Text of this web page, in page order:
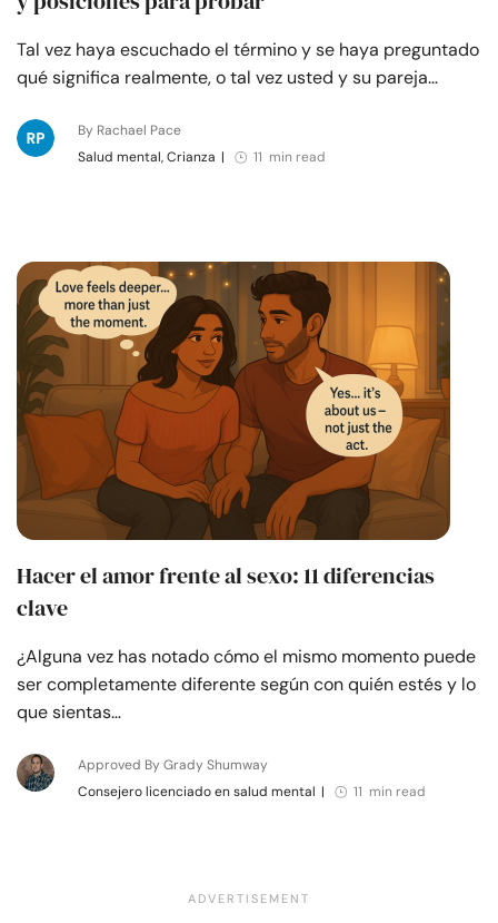
Tal vez haya escuchado el término y se haya preguntado
qué significa realmente, o tal vez usted y su pareja…
By Rachael Pace
Salud mental, Crianza | 11 min read
Hacer el amor frente al sexo: 11 diferencias
clave
¿Alguna vez has notado cómo el mismo momento puede
ser completamente diferente según con quién estés y lo
que sientas…
Approved By Grady Shumway
Consejero licenciado en salud mental | 11 min read